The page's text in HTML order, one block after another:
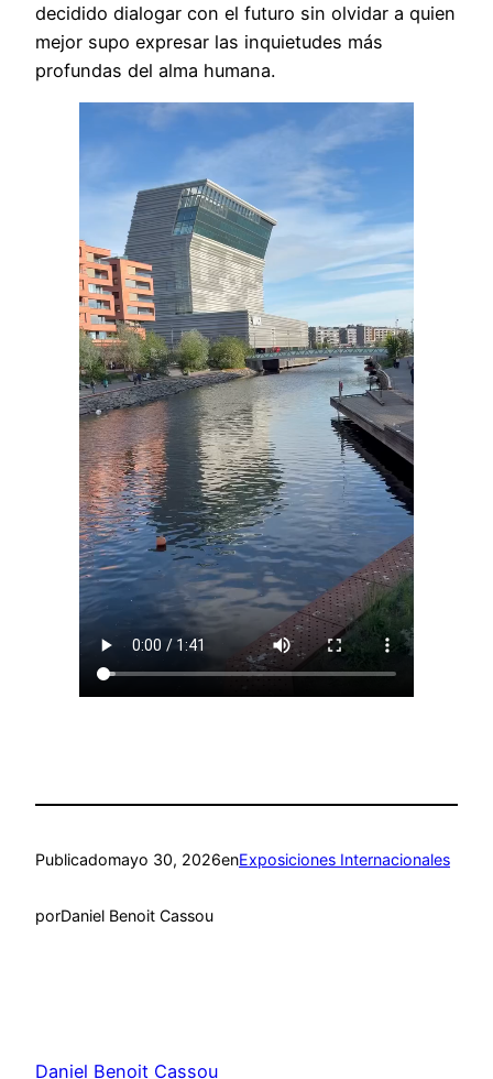
decidido dialogar con el futuro sin olvidar a quien
mejor supo expresar las inquietudes más
profundas del alma humana.
Publicadomayo 30, 2026enExposiciones Internacionales
porDaniel Benoit Cassou
Daniel Benoit Cassou